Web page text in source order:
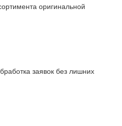
оригинальной
заявок без лишних